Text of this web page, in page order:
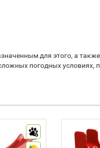
для этого, а также
погодных
6